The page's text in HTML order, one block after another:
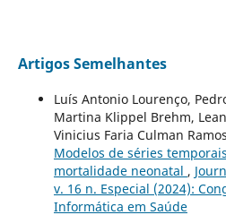
Artigos Semelhantes
Luís Antonio Lourenço,
Martina Klippel Brehm,
Vinicius Faria Culman
Modelos de séries
mortalidade neonatal ,
v. 16 n. Especial (2024):
Informática em Saúde